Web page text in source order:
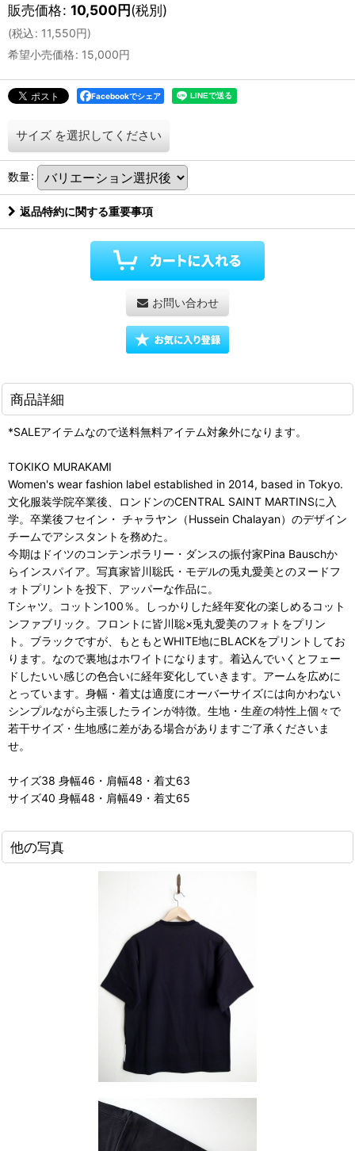
販売価格: 10,500円(税別)
(税込: 11,550円)
希望小売価格: 15,000円
Facebookでシェア
サイズ を選択してください
数量:
返品特約に関する重要事項
お問い合わせ
商品詳細
*SALEアイテムなので送料無料アイテム対象外になります。
TOKIKO MURAKAMI
Women's wear fashion label established in 2014, based in Tokyo.
文化服装学院卒業後、ロンドンのCENTRAL SAINT MARTINSに入
学。卒業後フセイン・ チャラヤン（Hussein Chalayan）のデザイン
チームでアシスタントを務めた。
今期はドイツのコンテンポラリー・ダンスの振付家Pina Bauschか
らインスパイア。写真家皆川聡氏・モデルの兎丸愛美とのヌードフ
ォトプリントを投下、アッパーな作品に。
Tシャツ。コットン100％。しっかりした経年変化の楽しめるコット
ンファブリック。フロントに皆川聡×兎丸愛美のフォトをプリン
ト。ブラックですが、もともとWHITE地にBLACKをプリントしてお
ります。なので裏地はホワイトになります。着込んでいくとフェー
ドしたいい感じの色合いに経年変化していきます。アームを広めに
とっています。身幅・着丈は適度にオーバーサイズには向かわない
シンプルながら主張したラインが特徴。生地・生産の特性上個々で
若干サイズ・生地感に差がある場合がありますご了承くださいま
せ。
サイズ38 身幅46・肩幅48・着丈63
サイズ40 身幅48・肩幅49・着丈65
他の写真